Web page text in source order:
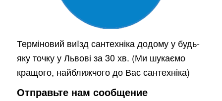
Терміновий виїзд сантехніка додому у будь-
яку точку у Львові за 30 хв. (Ми шукаємо
кращого, найближчого до Вас сантехніка)
Отправьте нам сообщение